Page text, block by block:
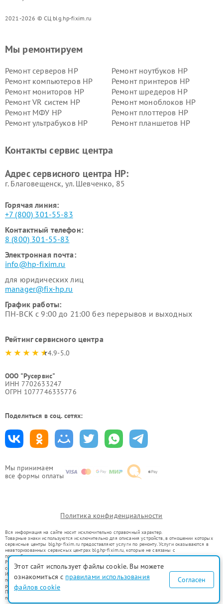
2021-2026 © СЦ blg.hp-fixim.ru
Мы принимаем
все формы оплаты
Мы ремонтируем
Ремонт серверов HP
Ремонт ноутбуков HP
Ремонт компьютеров HP
Ремонт принтеров HP
Ремонт мониторов HP
Ремонт шредеров HP
Ремонт VR систем HP
Ремонт моноблоков HP
Ремонт МФУ HP
Ремонт плоттеров HP
Ремонт ультрабуков HP
Ремонт планшетов HP
Контакты сервис центра
Адрес сервисного центра HP:
г. Благовещенск, ул. Шевченко, 85
Горячая линия:
+7 (800) 301-55-83
Контактный телефон:
8 (800) 301-55-83
Электронная почта:
info@hp-fixim.ru
для юридических лиц
manager@fix-hp.ru
График работы:
ПН-ВСК с 9:00 до 21:00 без перерывов и выходных
Рейтинг сервисного центра
4.9-5.0
ООО "Русервис"
ИНН 7702633247
ОГРН 1077746335776
Поделиться в соц. сетях:
Политика конфиденциальности
Вся информация на сайте носит исключительно справочный характер.
Товарные знаки используются исключительно для описания устройств, в отношении которых
сервисные центры blg.hp-fixim.ru предоставляют услуги по ремонту. Услуги оказываются в
неавторизованных сервисных центрах blg.hp-fixim.ru, которые не связаны с
правообладателями товарных знаков или их официальными представителями.
Ремонт осуществляется для устройств, уже введенных в гражданский оборот в соответствии
со статьей 1487 ГК РФ.
Использование товарных знаков не преследует цели индивидуализации услуг или введения
потребителей в заблуждение, а служит для информирования о предоставляемых услугах по
ремонту техники указанных брендов.
Представленная на сайте информация не является публичной офертой, определяемой
положениями Статьи 437(2) Гражданского кодекса РФ
Этот сайт использует файлы cookie. Вы можете
ознакомиться с правилами использования
файлов cookie
Согласен